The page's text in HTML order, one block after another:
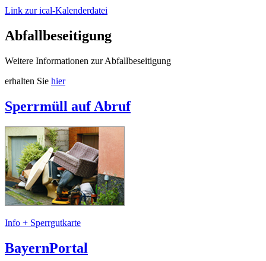
Link zur ical-Kalenderdatei
Abfallbeseitigung
Weitere Informationen zur Abfallbeseitigung
erhalten Sie hier
Sperrmüll auf Abruf
Info + Sperrgutkarte
BayernPortal